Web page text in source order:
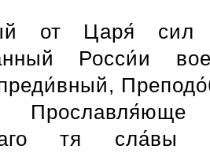
от Царя́ сил
Росси́и
тя сла́вы